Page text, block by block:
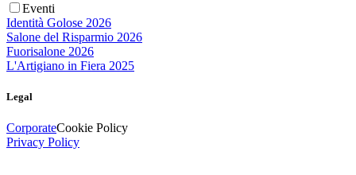
Eventi
Identità Golose 2026
Salone del Risparmio 2026
Fuorisalone 2026
L'Artigiano in Fiera 2025
Legal
CorporateCookie Policy
Privacy Policy